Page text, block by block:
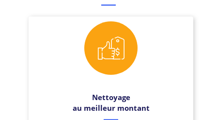
Nettoyage
au meilleur montant